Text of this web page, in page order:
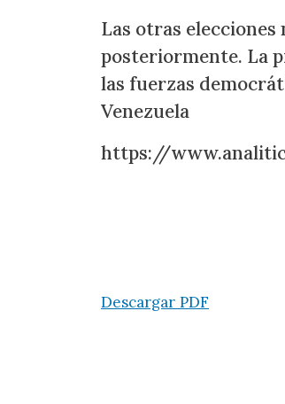
Las otras
posteriormente. La
las fuerzas
Venezuela
https://
Descargar PDF